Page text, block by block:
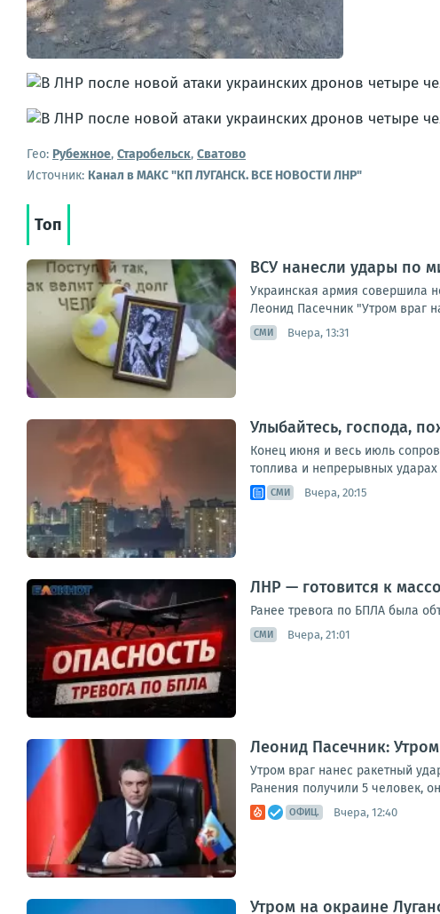
Гео: Рубежное, Старобельск, Сватово
Источник: Канал в МАКС "КП ЛУГАНСК. ВСЕ НОВОСТИ ЛНР"
Топ
ВСУ нанесли удары по
Украинская армия совершила
Леонид Пасечник "Утром враг
СМИ Вчера, 13:31
Улыбайтесь, господа,
Конец июня и весь июль
топлива и непрерывных
СМИ Вчера, 20:15
ЛНР — готовится к
Ранее тревога по БПЛА была
СМИ Вчера, 21:01
Леонид Пасечник:
Утром враг нанес ракетный
Ранения получили 5 человек,
ОФИЦ. Вчера, 12:40
Утром на окраине